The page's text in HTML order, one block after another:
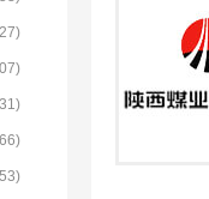
)
)
)
)
)